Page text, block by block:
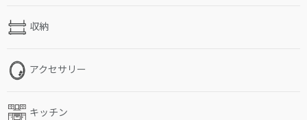
収納
アクセサリー
キッチン